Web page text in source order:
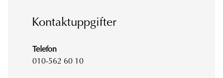
Kontaktuppgifter
Telefon
010-562 60 10